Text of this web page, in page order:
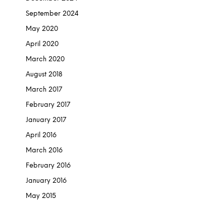
September 2024
May 2020
April 2020
March 2020
August 2018
March 2017
February 2017
January 2017
April 2016
March 2016
February 2016
January 2016
May 2015